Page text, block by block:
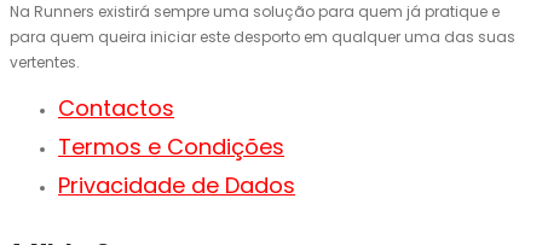
Na Runners existirá sempre uma solução para quem já pratique e
para quem queira iniciar este desporto em qualquer uma das suas
vertentes.
Contactos
Termos e Condições
Privacidade de Dados